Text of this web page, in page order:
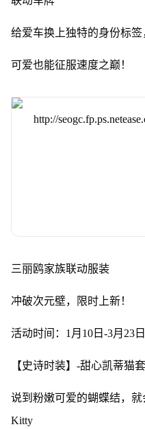
给爱车换上独特的身份标签
可爱也能征服速度之巅！
三丽鸥家族联动服装
冲破次元壁，限时上新！
活动时间：1月10日-3月23日
【史诗时装】-甜心凯蒂猫
说到粉嫩可爱的蝴蝶结，
Kitty